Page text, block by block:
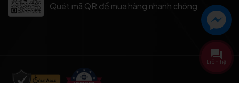
Quét mã QR để mua hàng nhanh chóng
Liên hệ